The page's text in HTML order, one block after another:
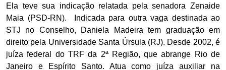
Ela teve sua indicação relatada pela senadora Zenaide
Maia (PSD-RN). Indicada para outra vaga destinada ao
STJ no Conselho, Daniela Madeira tem graduação em
direito pela Universidade Santa Úrsula (RJ). Desde 2002, é
juíza federal do TRF da 2ª Região, que abrange Rio de
Janeiro e Espírito Santo. Atua como juíza auxiliar na